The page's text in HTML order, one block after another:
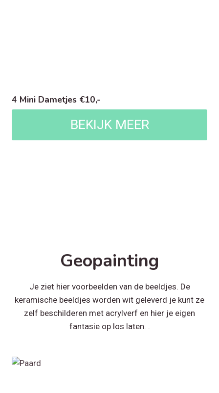
4 Mini Dametjes €10,-
BEKIJK MEER
Geopainting
Je ziet hier voorbeelden van de beeldjes. De
keramische beeldjes worden wit geleverd je kunt ze
zelf beschilderen met acrylverf en hier je eigen
fantasie op los laten. .